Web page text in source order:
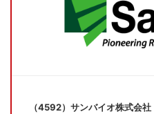
（4592）サンバイオ株式会社